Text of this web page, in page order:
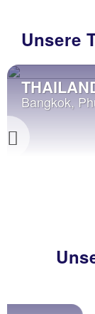
Unsere
Previous
Bangkok,